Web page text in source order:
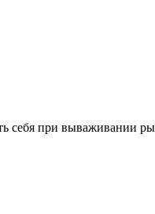
себя при вываживании